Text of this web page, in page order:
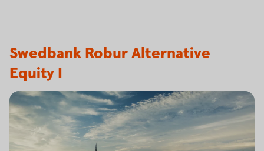
Swedbank Robur Alternative
Equity I